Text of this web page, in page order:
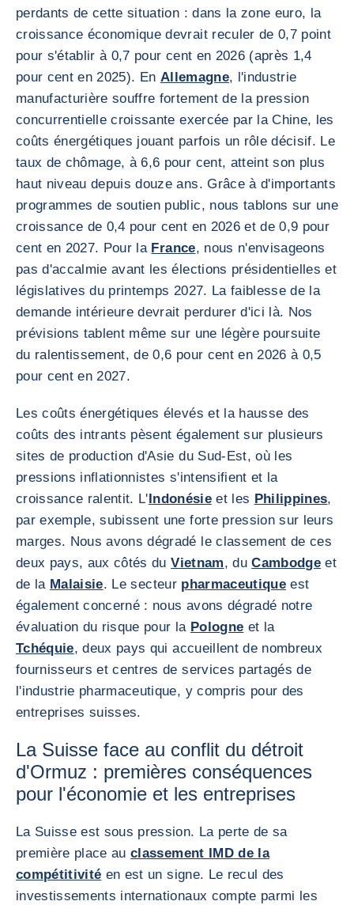
perdants de cette situation : dans la zone euro, la
croissance économique devrait reculer de 0,7 point
pour s'établir à 0,7 pour cent en 2026 (après 1,4
pour cent en 2025). En Allemagne, l'industrie
manufacturière souffre fortement de la pression
concurrentielle croissante exercée par la Chine, les
coûts énergétiques jouant parfois un rôle décisif. Le
taux de chômage, à 6,6 pour cent, atteint son plus
haut niveau depuis douze ans. Grâce à d'importants
programmes de soutien public, nous tablons sur une
croissance de 0,4 pour cent en 2026 et de 0,9 pour
cent en 2027. Pour la France, nous n'envisageons
pas d'accalmie avant les élections présidentielles et
législatives du printemps 2027. La faiblesse de la
demande intérieure devrait perdurer d'ici là. Nos
prévisions tablent même sur une légère poursuite
du ralentissement, de 0,6 pour cent en 2026 à 0,5
pour cent en 2027.
Les coûts énergétiques élevés et la hausse des
coûts des intrants pèsent également sur plusieurs
sites de production d'Asie du Sud-Est, où les
pressions inflationnistes s'intensifient et la
croissance ralentit. L'Indonésieet les Philippines,
par exemple, subissent une forte pression sur leurs
marges. Nous avons dégradé le classement de ces
deux pays, aux côtés duVietnam, duCambodge et
de la Malaisie. Le secteur pharmaceutiqueest
également concerné : nous avons dégradé notre
évaluation du risque pour la Pologne et la
Tchéquie, deux pays qui accueillent de nombreux
fournisseurs et centres de services partagés de
l'industrie pharmaceutique, y compris pour des
entreprises suisses.
La Suisse face au conflit du détroit
d'Ormuz : premières conséquences
pour l'économie et les entreprises
La Suisse est sous pression. La perte de sa
première place auclassement IMD de la
compétitivité en est un signe. Le recul des
investissements internationaux compte parmi les